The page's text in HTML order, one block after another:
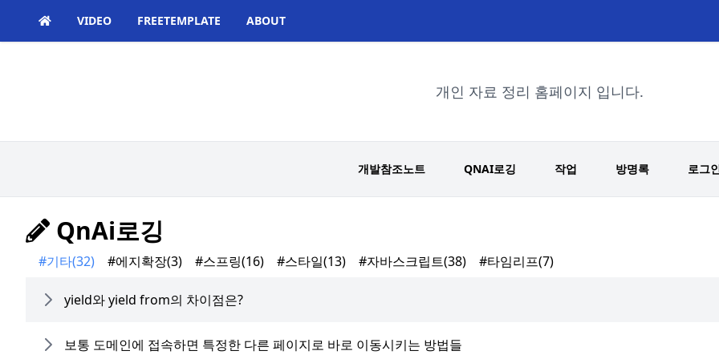
VIDEO FREETEMPLATE ABOUT
개인 자료 정리 홈페이지 입니다.
개발참조노트 QNAI로깅 작업 방명록 로그
QnAi로깅
#기타(32) #에지확장(3) #스프링(16) #스타일(13) #자바스크립트(38) #타임리프(7)
yield와 yield from의 차이점은?
보통 도메인에 접속하면 특정한 다른 페이지로 바로 이동시키는 방법들